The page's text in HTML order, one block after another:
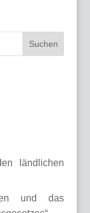
ländlichen
und das